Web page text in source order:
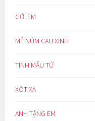
GỞI EM
MÊ NÚM CAU XINH
TÌNH MẪU TỬ
XÓT XA
ANH TẶNG EM